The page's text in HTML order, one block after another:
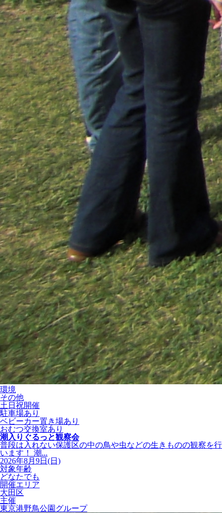
環境
その他
土日祝開催
駐車場あり
ベビーカー置き場あり
おむつ交換室あり
潮入りぐるっと観察会
普段は入れない保護区の中の鳥や虫などの生きものの観察を行
います！ 潮...
2026年8月9日(日)
対象年齢
どなたでも
開催エリア
大田区
主催
東京港野鳥公園グループ